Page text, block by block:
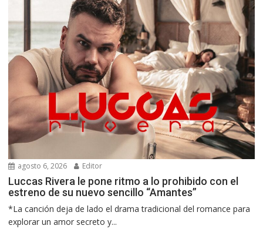
agosto 6, 2026 Editor
Luccas Rivera le pone ritmo a lo prohibido con el
estreno de su nuevo sencillo “Amantes”
*La canción deja de lado el drama tradicional del romance para
explorar un amor secreto y...